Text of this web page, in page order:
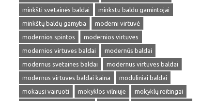
minkšti svetainės baldai
minkstu baldu gamintojai
minkštų baldų gamyba
moderni virtuvė
modernios spintos
modernios virtuves
modernios virtuves baldai
modernūs baldai
modernus svetaines baldai
modernus virtuves baldai
modernus virtuves baldai kaina
moduliniai baldai
mokausi vairuoti
mokyklos vilniuje
mokyklų reitingai